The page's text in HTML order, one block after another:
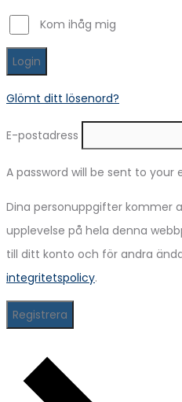
Kom ihåg mig
Login
Glömt ditt lösenord?
E-postadress
A password will be sent to your
Dina personuppgifter kommer
upplevelse på hela denna
till ditt konto och för andra
integritetspolicy.
Registrera